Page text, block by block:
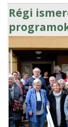
Régi